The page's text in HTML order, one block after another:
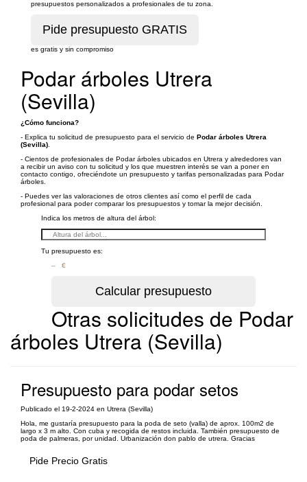
presupuestos personalizados a profesionales de tu zona.
es gratis y sin compromiso
Podar árboles Utrera
(Sevilla)
¿Cómo funciona?
- Explica tu solicitud de presupuesto para el servicio de Podar árboles Utrera
(Sevilla)
- Cientos de profesionales de Podar árboles ubicados en Utrera y alrededores van
a recibir un aviso con tu solicitud y los que muestren interés se van a poner en
contacto contigo, ofreciéndote un presupuesto y tarifas personalizadas para Podar
árboles.
- Puedes ver las valoraciones de otros clientes así como el perfil de cada
profesional para poder comparar los presupuestos y tomar la mejor decisión.
Indica los metros de altura del árbol:
Tu presupuesto es:
– €
Otras solicitudes de Podar
árboles Utrera (Sevilla)
Presupuesto para podar setos
Publicado el 19-2-2024 en Utrera (Sevilla)
Hola, me gustaría presupuesto para la poda de seto (valla) de aprox. 100m2 de
largo x 3 m alto. Con cuba y recogida de restos incluida. También presupuesto de
poda de palmeras, por unidad. Urbanización don pablo de utrera. Gracias
Pide Precio Gratis